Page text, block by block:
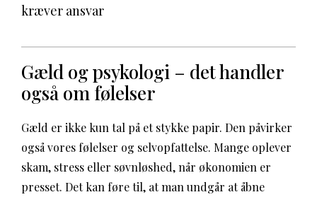
kræver ansvar
Gæld og psykologi – det handler
også om følelser
Gæld er ikke kun tal på et stykke papir. Den påvirker
også vores følelser og selvopfattelse. Mange oplever
skam, stress eller søvnløshed, når økonomien er
presset. Det kan føre til, at man undgår at åbne